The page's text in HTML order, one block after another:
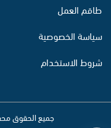
طاقم العمل
سياسة الخصوصية
شروط الاستخدام
جميع الحقوق محفوظة ©